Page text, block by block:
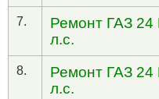
7.
Ремонт ГАЗ 24
л.с.
8.
Ремонт ГАЗ 24
л.с.